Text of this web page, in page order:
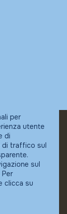
per
utente
di
di traffico sul
sul
clicca su